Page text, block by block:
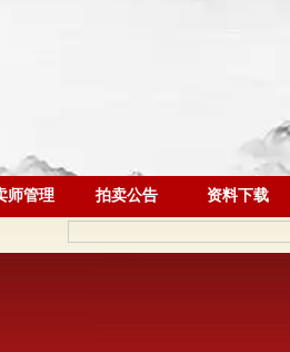
师管理 拍卖公告 资料下载